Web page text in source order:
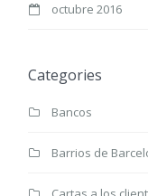
octubre 2016
Categories
Bancos
Barrios de